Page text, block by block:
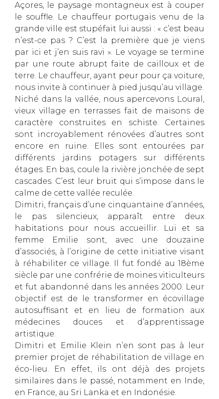
Açores, le paysage montagneux est à couper
le souffle. Le chauffeur portugais venu de la
grande ville est stupéfait lui aussi : « c’est beau
n’est-ce pas ? C’est la première que je viens
par ici et j’en suis ravi ». Le voyage se termine
par une route abrupt faite de cailloux et de
terre. Le chauffeur, ayant peur pour ça voiture,
nous invite à continuer à pied jusqu’au village.
Niché dans la vallée, nous apercevons Loural,
vieux village en terrasses fait de maisons de
caractère construites en schiste. Certaines
sont incroyablement rénovées d’autres sont
encore en ruine. Elles sont entourées par
différents jardins potagers sur différents
étages. En bas, coule la rivière jonchée de sept
cascades. C’est leur bruit qui s’impose dans le
calme de cette vallée reculée.
Dimitri, français d’une cinquantaine d’années,
le pas silencieux, apparaît entre deux
habitations pour nous accueillir. Lui et sa
femme Emilie sont, avec une douzaine
d’associés, à l’origine de cette initiative visant
à réhabiliter ce village. Il fut fondé au 18ème
siècle par une confrérie de moines viticulteurs
et fut abandonné dans les années 2000. Leur
objectif est de le transformer en écovillage
autosuffisant et en lieu de formation aux
médecines douces et d’apprentissage
artistique.
Dimitri et Emilie Klein n’en sont pas à leur
premier projet de réhabilitation de village en
éco-lieu. En effet, ils ont déjà des projets
similaires dans le passé, notamment en Inde,
en France, au Sri Lanka et en Indonésie.